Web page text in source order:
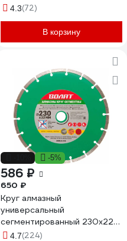
(250х1.35x25.4 мм) Inforce 11-
4.3(72)
В корзину
-5%
586 ₽
650 ₽
Круг алмазный
универсальный
сегментированный 230х22
мм ВОЛАТ 89010-230
4.7(224)